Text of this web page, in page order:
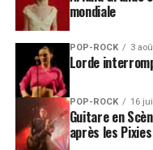
« LOVE » et aux
confection. Ils
parvenus à extraire
sonores, et insistent
à expérimenter.
Contenu du DVD :
« All Together Now
Bonus :
mondiale
POP-ROCK 3
Lorde
POP-ROCK 16
Guitare en
après les